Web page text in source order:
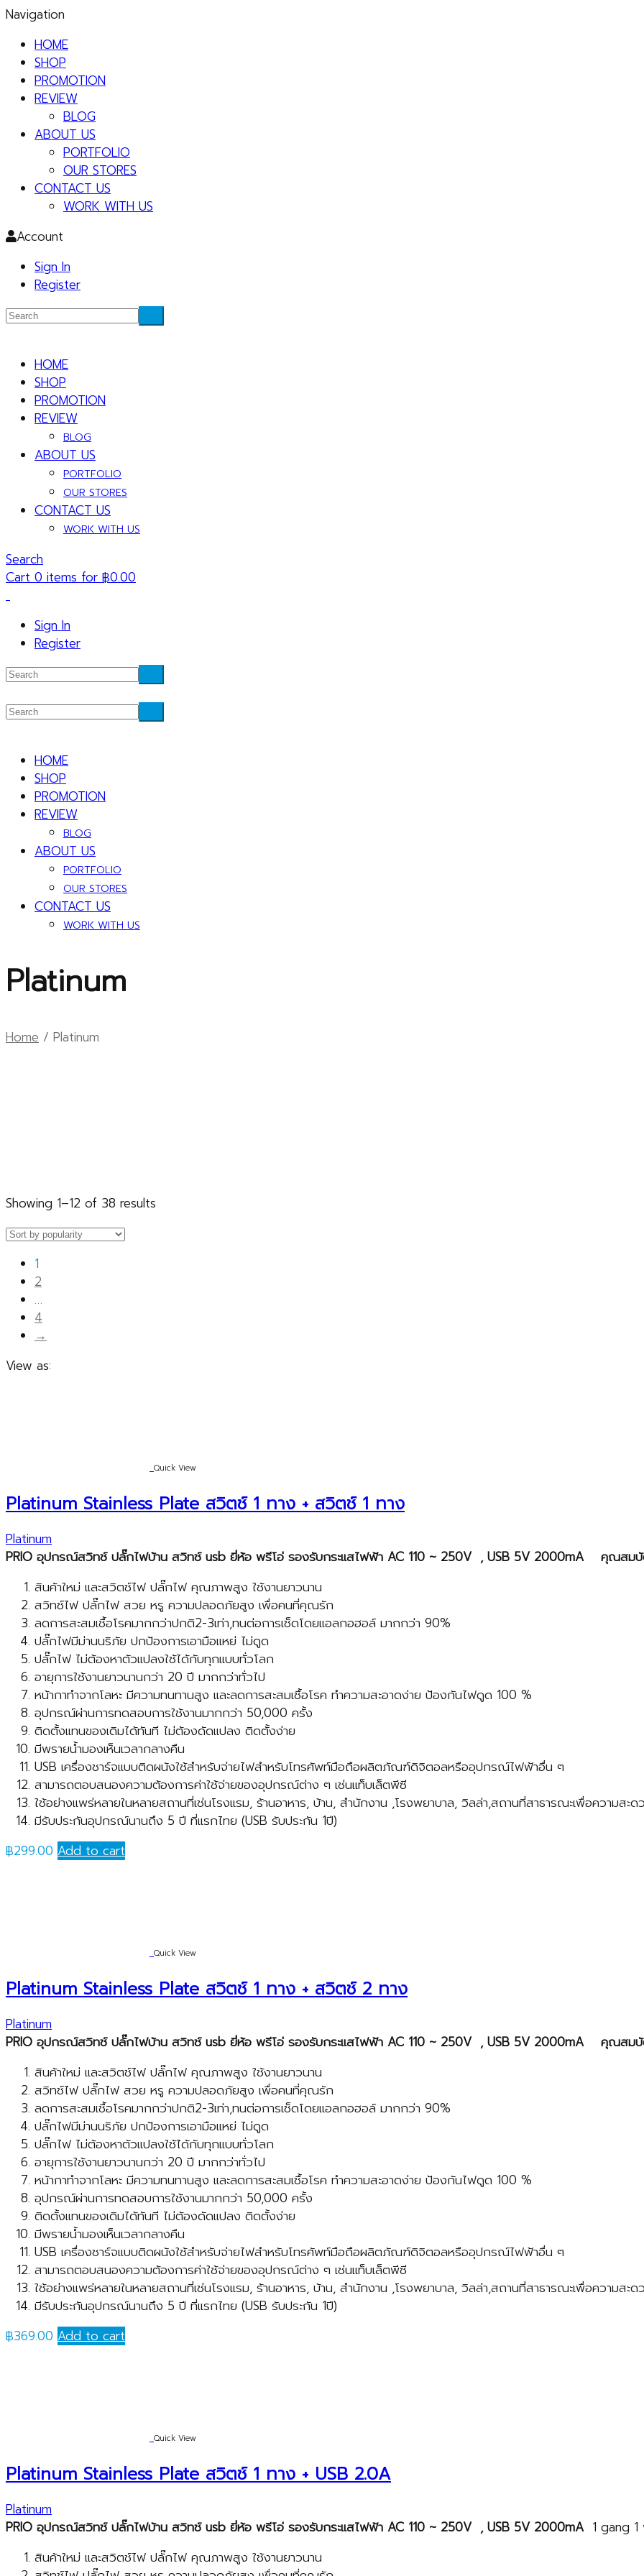
Navigation
HOME
SHOP
PROMOTION
REVIEW
BLOG
ABOUT US
PORTFOLIO
OUR STORES
CONTACT US
WORK WITH US
Account
Sign In
Register
HOME
SHOP
PROMOTION
REVIEW
BLOG
ABOUT US
PORTFOLIO
OUR STORES
CONTACT US
WORK WITH US
Search
Cart 0 items for ฿0.00
Sign In
Register
HOME
SHOP
PROMOTION
REVIEW
BLOG
ABOUT US
PORTFOLIO
OUR STORES
CONTACT US
WORK WITH US
Platinum
Home / Platinum
Showing 1–12 of 38 results
1
2
…
4
→
View as:
Quick View
Platinum Stainless Plate สวิตช์ 1 ทาง + สวิตช์ 1 ทาง
Platinum
PRIO อุปกรณ์สวิทช์ ปลั๊กไฟบ้าน สวิทช์usb ยี่ห้อ พรีโอ่ รองรับกระแสไฟฟ้า AC 110 ~ 250V , USB 5V 2000mA
คุณสมบั
สินค้าใหม่ และสวิตช์ไฟ ปลั๊กไฟ คุณภาพสูง ใช้งานยาวนาน
สวิทช์ไฟ ปลั๊กไฟ สวย หรู ความปลอดภัยสูง เพื่อคนที่คุณรัก
ลดการสะสมเชื้อโรคมากกว่าปกติ2-3เท่า,ทนต่อการเช็ดโดยแอลกอฮอล์ มากกว่า 90%
ปลั๊กไฟมีม่านนริภัย ปกป้องการเอามือแหย่ ไม่ดูด
ปลั๊กไฟ ไม่ต้องหาตัวแปลงใช้ได้กับทุกแบบทั่วโลก
อายุการใช้งานยาวนานกว่า 20 ปี มากกว่าทั่วไป
หน้ากาทำจากโลหะ มีความทนทานสูง และลดการสะสมเชื้อโรค ทำความสะอาดง่าย ป้องกันไฟดูด 100 %
อุปกรณ์ผ่านการทดสอบการใช้งานมากกว่า 50,000 ครั้ง
ติดตั้งแทนของเดิมได้ทันที ไม่ต้องดัดแปลง ติดตั้งง่าย
มีพรายน้ำมองเห็นเวลากลางคืน
USB เครื่องชาร์จแบบติดผนังใช้สำหรับจ่ายไฟสำหรับโทรศัพท์มือถือผลิตภัณฑ์ดิจิตอลหรืออุปกรณ์ไฟฟ้าอื่น ๆ
สามารถตอบสนองความต้องการค่าใช้จ่ายของอุปกรณ์ต่าง ๆ เช่นแท็บเล็ตพีซี
ใช้อย่างแพร่หลายในหลายสถานที่เช่นโรงแรม, ร้านอาหาร, บ้าน, สำนักงาน ,โรงพยาบาล, วิลล่า,สถานที่สาธารณะเพื่อความ
มีรับประกันอุปกรณ์นานถึง 5 ปี ที่แรกไทย (USB รับประกัน 1ปี)
฿299.00 Add to cart
Quick View
Platinum Stainless Plate สวิตช์ 1 ทาง + สวิตช์ 2 ทาง
Platinum
PRIO อุปกรณ์สวิทช์ ปลั๊กไฟบ้าน สวิทช์usb ยี่ห้อ พรีโอ่ รองรับกระแสไฟฟ้า AC 110 ~ 250V , USB 5V 2000mA
คุณสมบั
สินค้าใหม่ และสวิตช์ไฟ ปลั๊กไฟ คุณภาพสูง ใช้งานยาวนาน
สวิทช์ไฟ ปลั๊กไฟ สวย หรู ความปลอดภัยสูง เพื่อคนที่คุณรัก
ลดการสะสมเชื้อโรคมากกว่าปกติ2-3เท่า,ทนต่อการเช็ดโดยแอลกอฮอล์ มากกว่า 90%
ปลั๊กไฟมีม่านนริภัย ปกป้องการเอามือแหย่ ไม่ดูด
ปลั๊กไฟ ไม่ต้องหาตัวแปลงใช้ได้กับทุกแบบทั่วโลก
อายุการใช้งานยาวนานกว่า 20 ปี มากกว่าทั่วไป
หน้ากาทำจากโลหะ มีความทนทานสูง และลดการสะสมเชื้อโรค ทำความสะอาดง่าย ป้องกันไฟดูด 100 %
อุปกรณ์ผ่านการทดสอบการใช้งานมากกว่า 50,000 ครั้ง
ติดตั้งแทนของเดิมได้ทันที ไม่ต้องดัดแปลง ติดตั้งง่าย
มีพรายน้ำมองเห็นเวลากลางคืน
USB เครื่องชาร์จแบบติดผนังใช้สำหรับจ่ายไฟสำหรับโทรศัพท์มือถือผลิตภัณฑ์ดิจิตอลหรืออุปกรณ์ไฟฟ้าอื่น ๆ
สามารถตอบสนองความต้องการค่าใช้จ่ายของอุปกรณ์ต่าง ๆ เช่นแท็บเล็ตพีซี
ใช้อย่างแพร่หลายในหลายสถานที่เช่นโรงแรม, ร้านอาหาร, บ้าน, สำนักงาน ,โรงพยาบาล, วิลล่า,สถานที่สาธารณะเพื่อความ
มีรับประกันอุปกรณ์นานถึง 5 ปี ที่แรกไทย (USB รับประกัน 1ปี)
฿369.00 Add to cart
Quick View
Platinum Stainless Plate สวิตช์ 1 ทาง + USB 2.0A
Platinum
PRIO อุปกรณ์สวิทช์ ปลั๊กไฟบ้าน สวิทช์usb ยี่ห้อ พรีโอ่ รองรับกระแสไฟฟ้า AC 110 ~ 250V , USB 5V 2000mA 1 gang
สินค้าใหม่ และสวิตช์ไฟ ปลั๊กไฟ คุณภาพสูง ใช้งานยาวนาน